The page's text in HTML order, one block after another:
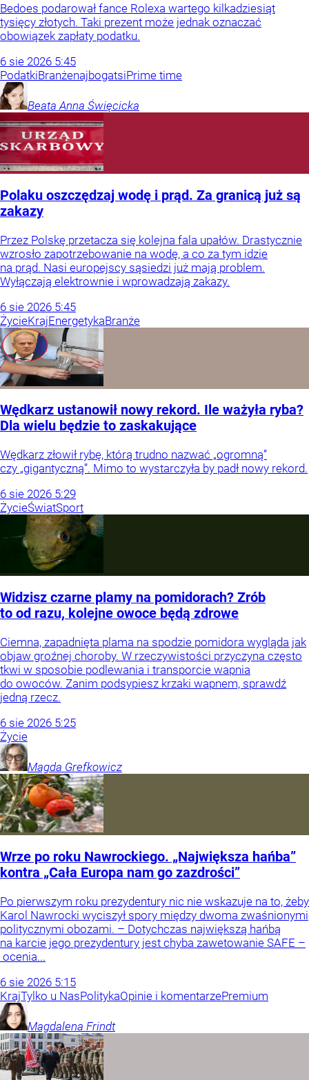
Bedoes podarował fance Rolexa wartego kilkadziesiąt
tysięcy złotych. Taki prezent może jednak oznaczać
obowiązek zapłaty podatku.
6 sie 2026 5:45
PodatkiBranżenajbogatsiPrime time
Beata Anna Święcicka
Polaku oszczędzaj wodę i prąd. Za granicą już są
zakazy
Przez Polskę przetacza się kolejna fala upałów. Drastycznie
wzrosło zapotrzebowanie na wodę, a co za tym idzie
na prąd. Nasi europejscy sąsiedzi już mają problem.
Wyłączają elektrownie i wprowadzają zakazy.
6 sie 2026 5:45
ŻycieKrajEnergetykaBranże
Wędkarz ustanowił nowy rekord. Ile ważyła ryba?
Dla wielu będzie to zaskakujące
Wędkarz złowił rybę, którą trudno nazwać „ogromną”
czy „gigantyczną”. Mimo to wystarczyła by padł nowy rekord.
6 sie 2026 5:29
ŻycieŚwiatSport
Widzisz czarne plamy na pomidorach? Zrób
to od razu, kolejne owoce będą zdrowe
Ciemna, zapadnięta plama na spodzie pomidora wygląda jak
objaw groźnej choroby. W rzeczywistości przyczyna często
tkwi w sposobie podlewania i transporcie wapnia
do owoców. Zanim podsypiesz krzaki wapnem, sprawdź
jedną rzecz.
6 sie 2026 5:25
Życie
Magda Grefkowicz
Wrze po roku Nawrockiego. „Największa hańba”
kontra „Cała Europa nam go zazdrości”
Po pierwszym roku prezydentury nic nie wskazuje na to, żeby
Karol Nawrocki wyciszył spory między dwoma zwaśnionymi
politycznymi obozami. – Dotychczas największą hańbą
na karcie jego prezydentury jest chyba zawetowanie SAFE –
ocenia...
6 sie 2026 5:15
KrajTylko u NasPolitykaOpinie i komentarzePremium
Magdalena Frindt